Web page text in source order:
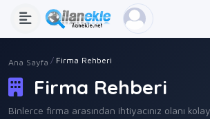
Ana Sayfa Firma Rehberi
Firma Rehberi
Binlerce firma arasından ihtiyacınız olanı